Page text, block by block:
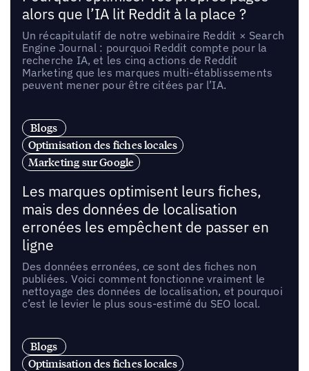
alors que l’IA lit Reddit à la place ?
Un récapitulatif de notre webinaire Reddit × Search
Engine Journal : pourquoi Reddit compte pour la
recherche IA, et les cinq actions de Reddit
Marketing que les marques multi-établissements
peuvent mener pour être citées par l’IA.
Blogs
Optimisation des fiches locales
Marketing sur Google
Les marques optimisent leurs fiches,
mais des données de localisation
erronées les empêchent de passer en
ligne
Des données erronées, ce sont des fiches non
publiées. Voici comment fonctionne vraiment le
nettoyage des données de localisation, et pourquoi
c’est le levier le plus sous-estimé du SEO local.
Blogs
Optimisation des fiches locales